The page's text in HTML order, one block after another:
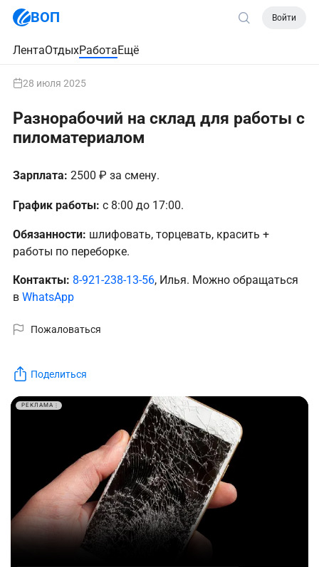
ВОП Войти
ЛентаОтдыхРаботаЕщё
28 июля 2025
Разнорабочий на склад для работы с
пиломатериалом
Зарплата: 2500 ₽ за смену.
График работы: с 8:00 до 17:00.
Обязанности: шлифовать, торцевать, красить +
работы по переборке.
Контакты: 8-921-238-13-56, Илья. Можно обращаться
в WhatsApp
Пожаловаться
Поделиться
РЕКЛАМА